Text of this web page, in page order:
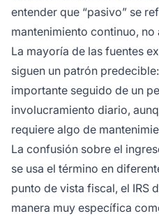
entender que “pasivo” se
mantenimiento continuo,
La mayoría de las fuentes
siguen un patrón
importante seguido de un
involucramiento diario,
requiere algo de
La confusión sobre el
se usa el término en
punto de vista fiscal, el IRS
manera muy específica